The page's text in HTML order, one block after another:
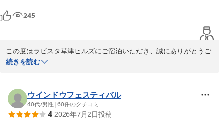
ラビスタ草津ヒルズ（共立リゾート）
245
この度はラビスタ草津ヒルズにご宿泊いただき、誠にありがとうご
ざいます。
礼申し上げます。
貸切露天風呂の足拭きマットの運用につきまして、お褒めのお言葉
を頂戴し、大変嬉しく存じます。
お客様に気持ちよくご利用いただけるよう取り組んでおりますの
続きを読む
ウインドウフェスティバル
40代/男性 |60件のクチコミ
4 2026年7月2日投稿